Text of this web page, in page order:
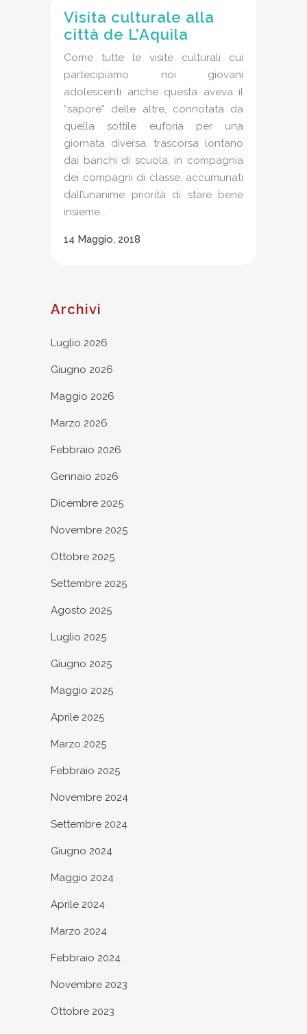
Visita culturale alla
città de L’Aquila
Come tutte le visite culturali cui
partecipiamo noi giovani
adolescenti anche questa aveva il
“sapore” delle altre, connotata da
quella sottile euforia per una
giornata diversa, trascorsa lontano
dai banchi di scuola, in compagnia
dei compagni di classe, accumunati
dall’unanime priorità di stare bene
insieme...
14 Maggio, 2018
Archivi
Luglio 2026
Giugno 2026
Maggio 2026
Marzo 2026
Febbraio 2026
Gennaio 2026
Dicembre 2025
Novembre 2025
Ottobre 2025
Settembre 2025
Agosto 2025
Luglio 2025
Giugno 2025
Maggio 2025
Aprile 2025
Marzo 2025
Febbraio 2025
Novembre 2024
Settembre 2024
Giugno 2024
Maggio 2024
Aprile 2024
Marzo 2024
Febbraio 2024
Novembre 2023
Ottobre 2023